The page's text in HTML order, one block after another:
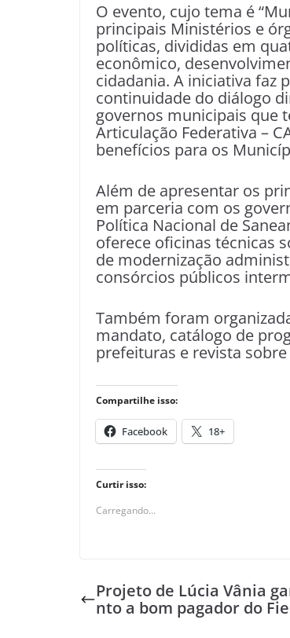
O evento, cujo tema é
principais Ministérios e
políticas, divididas em
econômico,
cidadania. A iniciativa faz
continuidade do diálogo
governos municipais que
Articulação Federativa –
benefícios para os
Além de apresentar os
em parceria com os
Política Nacional de
oferece oficinas técnicas
de modernização
consórcios públicos
Também foram
mandato, catálogo de
prefeituras e revista
Compartilhe isso:
Facebook 18+
Curtir isso:
Carregando...
Projeto de Lúcia Vânia
nto a bom pagador do